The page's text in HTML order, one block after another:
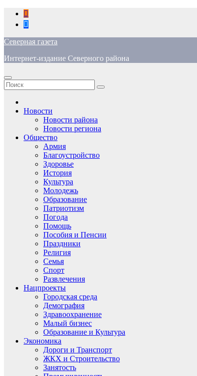
Перейти
содержимому
Северная газета
Интернет-издание Северного района
Новости
Новости района
Новости региона
Общество
Армия
Благоустройство
Здоровье
История
Культура
Молодежь
Образование
Патриотизм
Погода
Помощь
Пособия и Пенсии
Праздники
Религия
Семья
Спорт
Развлечения
Нацпроекты
Городская среда
Демография
Здравоохранение
Малый бизнес
Образование и Культура
Экономика
Дороги и Транспорт
ЖКХ и Строительство
Занятость